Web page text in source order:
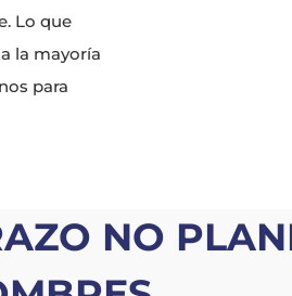
Lo que
la mayoría
para
NO